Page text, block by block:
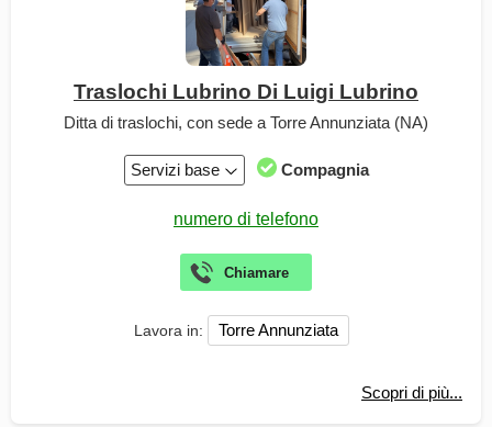
Traslochi Lubrino Di Luigi Lubrino
Ditta di traslochi, con sede a Torre Annunziata (NA)
Servizi base Compagnia
Lavora in: Torre Annunziata
Scopri di più...